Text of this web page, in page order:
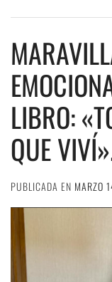
LIBRO:
QUE
PUBLICADA EN MARZO